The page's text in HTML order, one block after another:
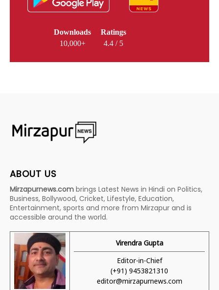
Downloads
10,000+
Ratings
4.4 / 5
ABOUT US
Mirzapurnews.com brings Latest News in Hindi on Politics,
Business, Bollywood, Cricket, Lifestyle, Education,
Entertainment, sports and more from Mirzapur and is
accessible around the world.
Virendra Gupta
Editor-in-Chief
(+91) 9453821310
editor@mirzapurnews.com